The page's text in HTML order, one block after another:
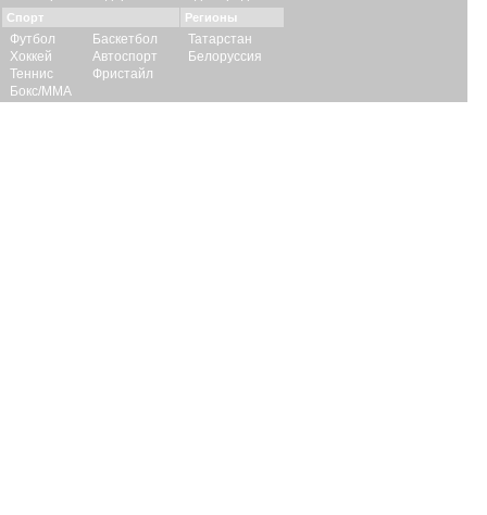
Спорт
Футбол
Хоккей
Теннис
Бокс/ММА
Баскетбол
Автоспорт
Фристайл
Регионы
Татарстан
Белоруссия